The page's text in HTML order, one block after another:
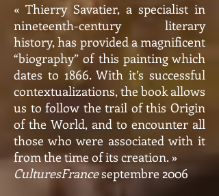
« Thierry Savatier, a specialist in
nineteenth-century literary
history, has provided a magnificent
“biography” of this painting which
dates to 1866. With it’s successful
contextualizations, the book allows
us to follow the trail of this Origin
of the World, and to encounter all
those who were associated with it
from the time of its creation. »
CulturesFranceseptembre 2006